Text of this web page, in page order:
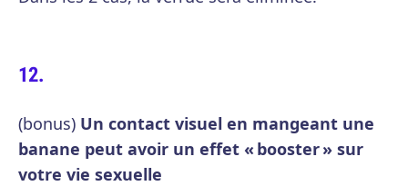
(bonus) Un contact visuel en mangeant une
banane peut avoir un effet « booster » sur
votre vie sexuelle